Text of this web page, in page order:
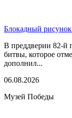
Блокадный
В преддверии 82-й
битвы, которое
дополнил...
06.08.2026
Музей Победы